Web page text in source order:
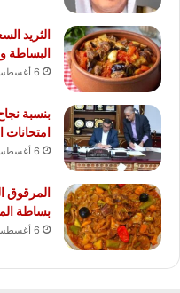
الثريد
البساطة
6 أغسطس، 2026
امتحانات
6 أغسطس، 2026
المرقوق
بساطة
6 أغسطس، 2026